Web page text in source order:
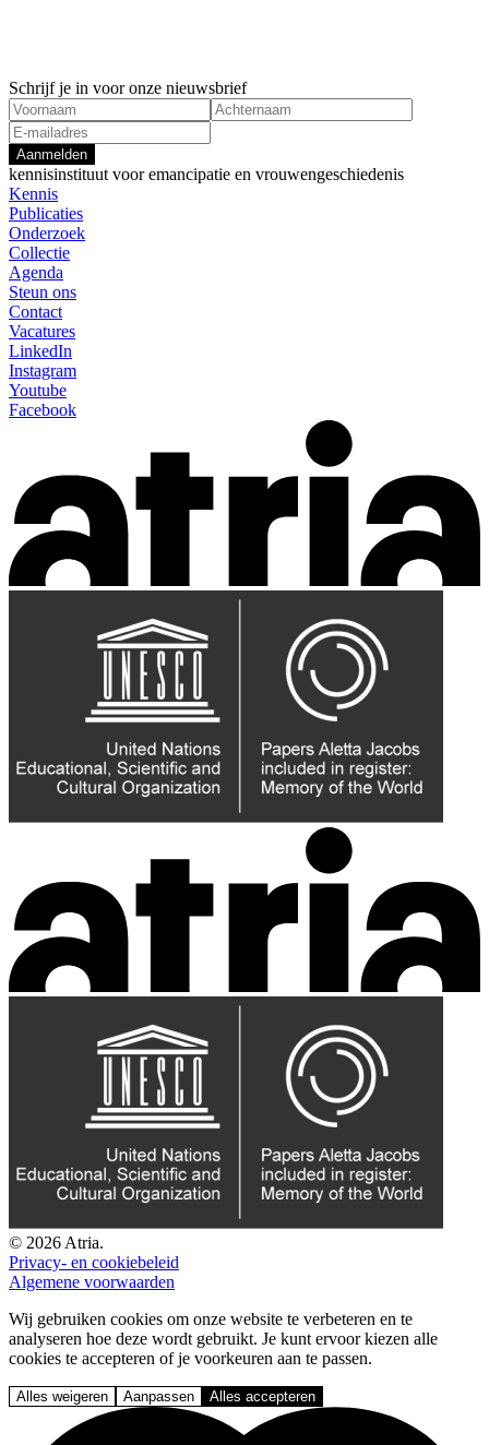
Schrijf je in voor onze nieuwsbrief
Aanmelden
kennisinstituut voor emancipatie en vrouwengeschiedenis
Kennis
Publicaties
Onderzoek
Collectie
Agenda
Steun ons
Contact
Vacatures
LinkedIn
Instagram
Youtube
Facebook
© 2026 Atria.
Privacy- en cookiebeleid
Algemene voorwaarden
Wij gebruiken cookies om onze website te verbeteren en te
analyseren hoe deze wordt gebruikt. Je kunt ervoor kiezen alle
cookies te accepteren of je voorkeuren aan te passen.
Alles weigeren Aanpassen Alles accepteren